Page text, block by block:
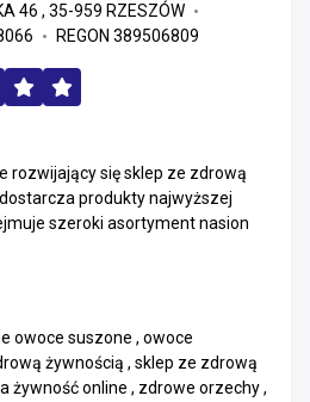
46 , 35-959 RZESZÓW
REGON 389506809
rozwijający się sklep ze zdrową
produkty najwyższej
szeroki asortyment nasion
owoce suszone , owoce
żywnością , sklep ze zdrową
żywność online , zdrowe orzechy ,